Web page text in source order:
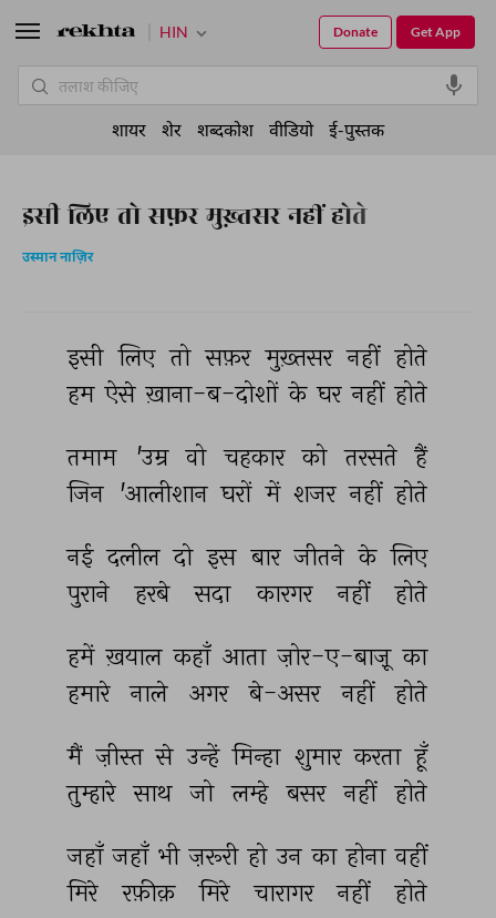
इसी लिए तो सफ़र मुख़्तसर नहीं होते
उस्मान नाज़िर
इसी लिए तो सफ़र मुख़्तसर नहीं होते
हम ऐसे ख़ाना-ब-दोशों के घर नहीं होते
तमाम 'उम्र वो चहकार को तरसते हैं
जिन 'आलीशान घरों में शजर नहीं होते
नई दलील दो इस बार जीतने के लिए
पुराने
हरबे सदा कारगर नहीं होते
हमें ख़याल कहाँ आता ज़ोर-ए-बाज़ू का
हमारे
नाले अगर बे-असर नहीं होते
मैं ज़ीस्त से उन्हें मिन्हा शुमार करता हूँ
तुम्हारे साथ जो लम्हे बसर नहीं होते
जहाँ जहाँ भी ज़रूरी हो उन का होना वहीं
मिरे
रफ़ीक़ मिरे चारागर नहीं होते
HIN Get App
Donate
शायर शेर शब्दकोश वीडियो ई-पुस्तक